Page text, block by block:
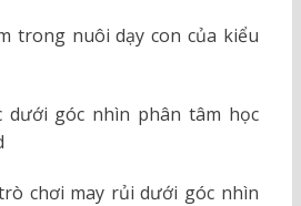
trong nuôi dạy con của kiểu
dưới góc nhìn phân tâm học
chơi may rủi dưới góc nhìn